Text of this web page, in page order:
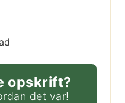
opskrift?
det var!